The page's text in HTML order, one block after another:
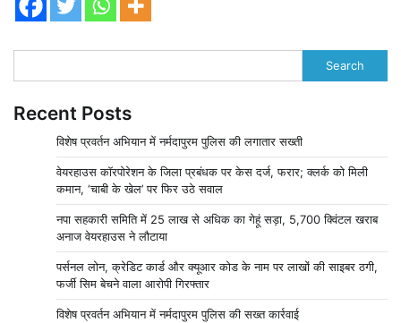
Search
Recent Posts
विशेष प्रवर्तन अभियान में नर्मदापुरम पुलिस की लगातार सख्ती
वेयरहाउस कॉरपोरेशन के जिला प्रबंधक पर केस दर्ज, फरार; क्लर्क को मिली
कमान, ‘चाबी के खेल’ पर फिर उठे सवाल
नपा सहकारी समिति में 25 लाख से अधिक का गेहूं सड़ा, 5,700 क्विंटल खराब
अनाज वेयरहाउस ने लौटाया
पर्सनल लोन, क्रेडिट कार्ड और क्यूआर कोड के नाम पर लाखों की साइबर ठगी,
फर्जी सिम बेचने वाला आरोपी गिरफ्तार
विशेष प्रवर्तन अभियान में नर्मदापुरम पुलिस की सख्त कार्रवाई